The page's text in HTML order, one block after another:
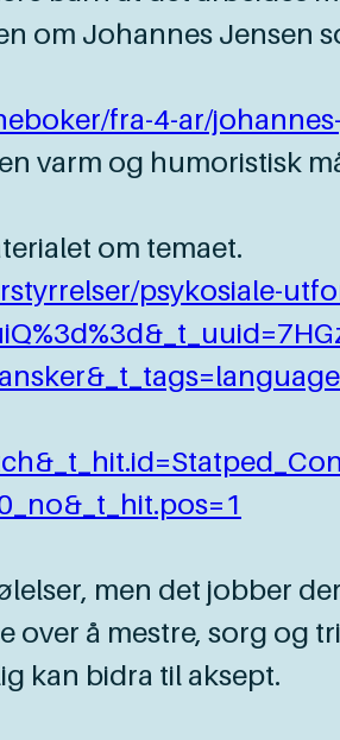
om Johannes Jensen
fra-4-ar/
varm og humoristisk
om temaet.
psykosiale-
men det jobber
over å mestre, sorg og
kan bidra til aksept.